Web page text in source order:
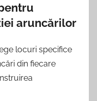
aruncărilor
locuri specifice
din fiecare